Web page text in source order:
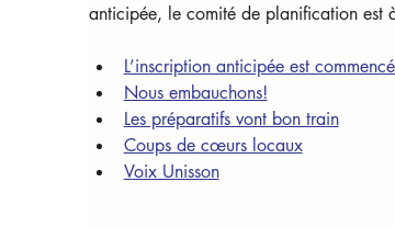
anticipée, le comité de planification est
L’inscription anticipée est
Nous embauchons!
Les préparatifs vont bon train
Coups de cœurs locaux
Voix Unisson